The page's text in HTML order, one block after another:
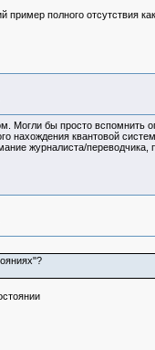
пример полного
Могли бы просто вспомнить
нахождения квантовой
журналиста/